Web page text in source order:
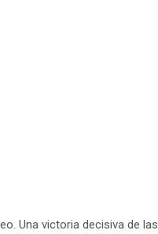
Una victoria decisiva de las